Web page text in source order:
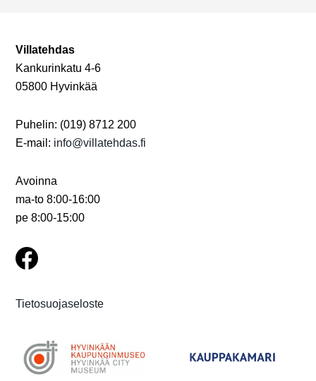
Villatehdas
Kankurinkatu 4-6
05800 Hyvinkää
Puhelin: (019) 8712 200
E-mail: info@villatehdas.fi
Avoinna
ma-to 8:00-16:00
pe 8:00-15:00
Tietosuojaseloste